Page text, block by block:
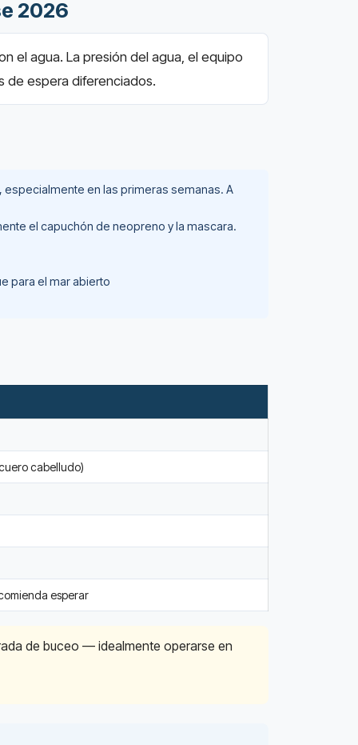
2026
el agua. La presión del agua, el equipo
de espera diferenciados.
en las primeras semanas. A
el capuchón de neopreno y la mascara.
para el mar abierto
cabelludo)
esperar
de buceo — idealmente operarse en